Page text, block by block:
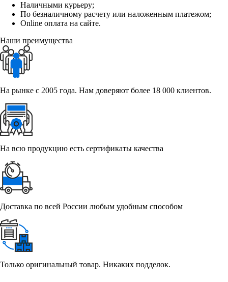
Наличными курьеру;
По безналичному расчету или наложенным платежом;
Online оплата на сайте.
Наши преимущества
На рынке с 2005 года. Нам доверяют более 18 000 клиентов.
На всю продукцию есть сертификаты качества
Доставка по всей России любым удобным способом
Только оригинальный товар. Никаких подделок.